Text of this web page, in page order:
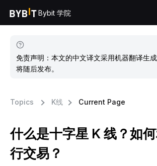
Bybit 学院
免责声明：本文的中文译文采用机器翻译生
将随后发布。
Topics K线 Current Page
什么是十字星 K 线？如
行交易？